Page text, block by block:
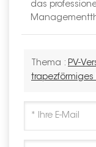
das
Thema : PV-